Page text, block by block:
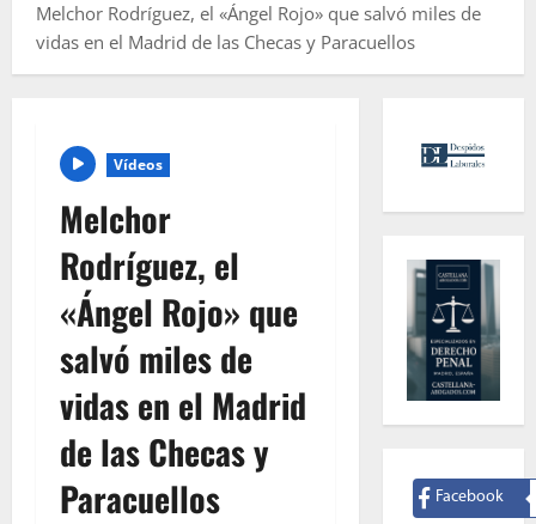
Melchor Rodríguez, el «Ángel Rojo» que salvó miles de
vidas en el Madrid de las Checas y Paracuellos
Vídeos
Melchor
Rodríguez, el
«Ángel Rojo» que
salvó miles de
vidas en el Madrid
de las Checas y
Paracuellos
Facebook